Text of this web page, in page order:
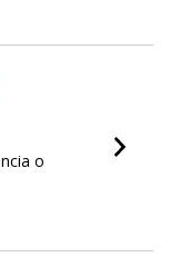
o